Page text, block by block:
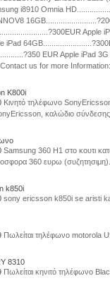
i8910 Omnia
Apple
iPad
EUR Apple iPad
us for more
K800i
Κινητό τηλέφωνο
καλώδιο
Samsung 360 H1 στο κουτι
360 ευρω (συζητησιμη).
k850i
sony ericsson k850i se aristi
Πωλείται τηλέφωνο motorola
8310
Πωλείται κηνιτό τηλέφωνο